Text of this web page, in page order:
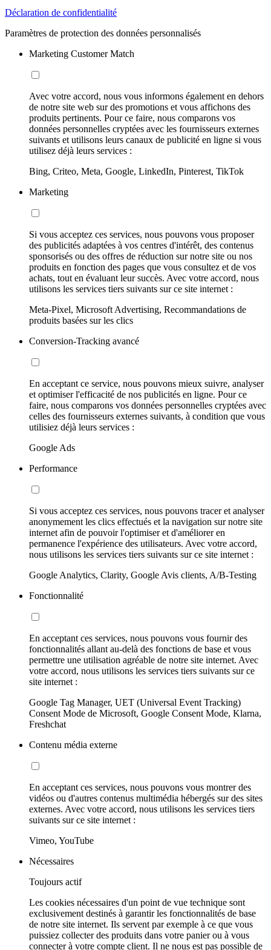
Déclaration de confidentialité
Paramètres de protection des données personnalisés
Marketing Customer Match
Avec votre accord, nous vous informons également en dehors
de notre site web sur des promotions et vous affichons des
produits pertinents. Pour ce faire, nous comparons vos
données personnelles cryptées avec les fournisseurs externes
suivants et utilisons leurs canaux de publicité en ligne si vous
utilisez déjà leurs services :
Bing, Criteo, Meta, Google, LinkedIn, Pinterest, TikTok
Marketing
Si vous acceptez ces services, nous pouvons vous proposer
des publicités adaptées à vos centres d'intérêt, des contenus
sponsorisés ou des offres de réduction sur notre site ou nos
produits en fonction des pages que vous consultez et de vos
achats, tout en évaluant leur succès. Avec votre accord, nous
utilisons les services tiers suivants sur ce site internet :
Meta-Pixel, Microsoft Advertising, Recommandations de
produits basées sur les clics
Conversion-Tracking avancé
En acceptant ce service, nous pouvons mieux suivre, analyser
et optimiser l'efficacité de nos publicités en ligne. Pour ce
faire, nous comparons vos données personnelles cryptées avec
celles des fournisseurs externes suivants, à condition que vous
utilisiez déjà leurs services :
Google Ads
Performance
Si vous acceptez ces services, nous pouvons tracer et analyser
anonymement les clics effectués et la navigation sur notre site
internet afin de pouvoir l'optimiser et d'améliorer en
permanence l'expérience des utilisateurs. Avec votre accord,
nous utilisons les services tiers suivants sur ce site internet :
Google Analytics, Clarity, Google Avis clients, A/B-Testing
Fonctionnalité
En acceptant ces services, nous pouvons vous fournir des
fonctionnalités allant au-delà des fonctions de base et vous
permettre une utilisation agréable de notre site internet. Avec
votre accord, nous utilisons les services tiers suivants sur ce
site internet :
Google Tag Manager, UET (Universal Event Tracking)
Consent Mode de Microsoft, Google Consent Mode, Klarna,
Freshchat
Contenu média externe
En acceptant ces services, nous pouvons vous montrer des
vidéos ou d'autres contenus multimédia hébergés sur des sites
externes. Avec votre accord, nous utilisons les services tiers
suivants sur ce site internet :
Vimeo, YouTube
Nécessaires
Toujours actif
Les cookies nécessaires d'un point de vue technique sont
exclusivement destinés à garantir les fonctionnalités de base
de notre site internet. Ils servent par exemple à ce que vous
puissiez collecter des produits dans votre panier ou à vous
connecter à votre compte client. Il ne nous est pas possible de